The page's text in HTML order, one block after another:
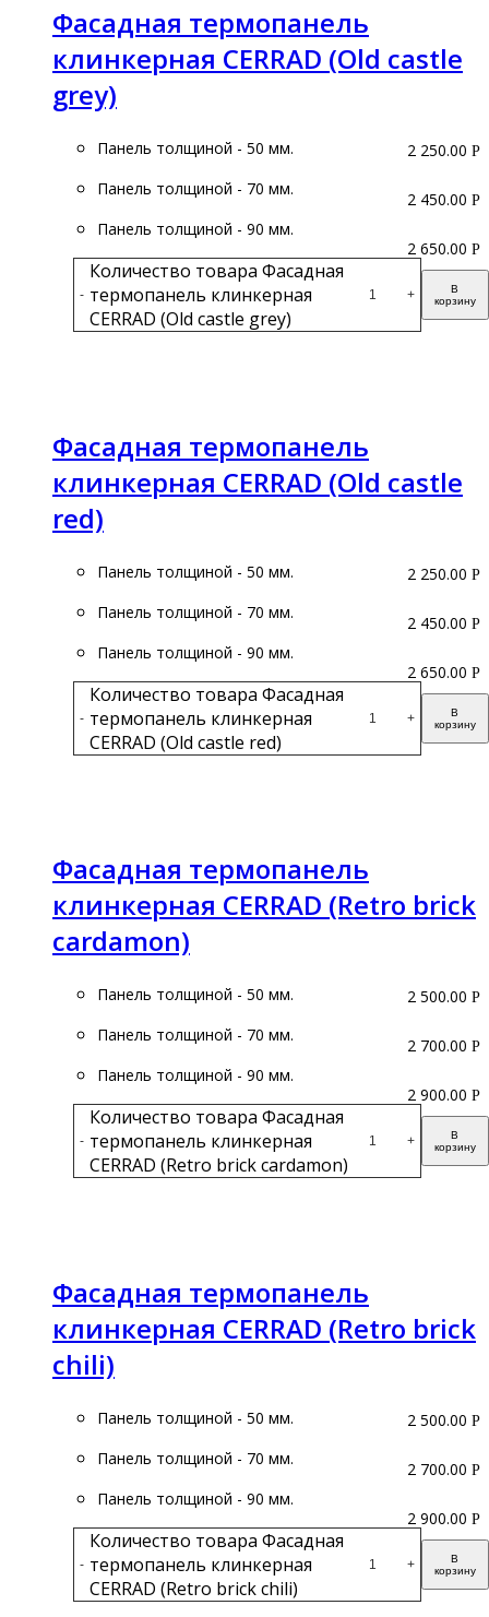
Фасадная термопанель
клинкерная CERRAD (Old castle
grey)
Панель толщиной - 50 мм.
Панель толщиной - 70 мм.
Панель толщиной - 90 мм.
-
Количество товара Фасадная
термопанель клинкерная
CERRAD (Old castle grey)
+
В
корзину
2 250.00 Р
2 450.00 Р
2 650.00 Р
Фасадная термопанель
клинкерная CERRAD (Old castle
red)
Панель толщиной - 50 мм.
Панель толщиной - 70 мм.
Панель толщиной - 90 мм.
-
Количество товара Фасадная
термопанель клинкерная
CERRAD (Old castle red)
+
В
корзину
2 250.00 Р
2 450.00 Р
2 650.00 Р
Фасадная термопанель
клинкерная CERRAD (Retro brick
cardamon)
Панель толщиной - 50 мм.
Панель толщиной - 70 мм.
Панель толщиной - 90 мм.
-
Количество товара Фасадная
термопанель клинкерная
CERRAD (Retro brick cardamon)
+
В
корзину
2 500.00 Р
2 700.00 Р
2 900.00 Р
Фасадная термопанель
клинкерная CERRAD (Retro brick
chili)
Панель толщиной - 50 мм.
Панель толщиной - 70 мм.
Панель толщиной - 90 мм.
-
Количество товара Фасадная
термопанель клинкерная
CERRAD (Retro brick chili)
+
В
корзину
2 500.00 Р
2 700.00 Р
2 900.00 Р